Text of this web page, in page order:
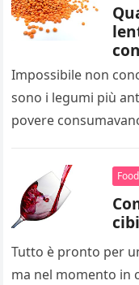
Impossibile non
sono i legumi più
povere
Food
Tutto è pronto per
ma nel momento in